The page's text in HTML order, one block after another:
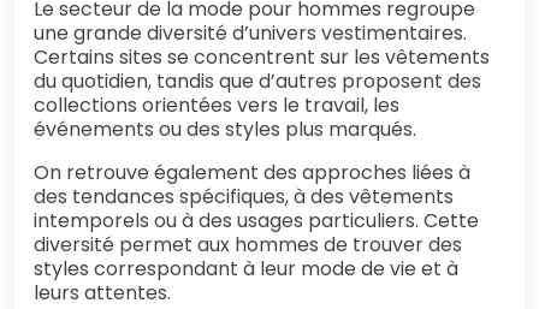
Le secteur de la mode pour hommes regroupe
une grande diversité d’univers vestimentaires.
Certains sites se concentrent sur les vêtements
du quotidien, tandis que d’autres proposent des
collections orientées vers le travail, les
événements ou des styles plus marqués.
On retrouve également des approches liées à
des tendances spécifiques, à des vêtements
intemporels ou à des usages particuliers. Cette
diversité permet aux hommes de trouver des
styles correspondant à leur mode de vie et à
leurs attentes.